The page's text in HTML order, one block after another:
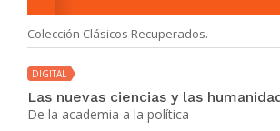
Colección Clásicos Recuperados.
DIGITAL
Las nuevas ciencias y las
De la academia a la política